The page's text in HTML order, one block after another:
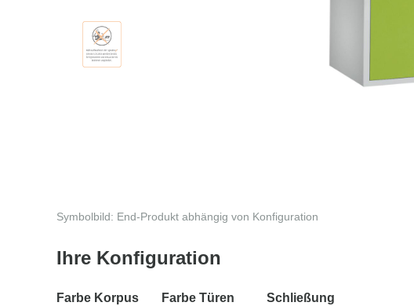
Symbolbild: End-Produkt abhängig von Konfiguration
Ihre Konfiguration
Farbe Korpus Farbe Türen Schließung